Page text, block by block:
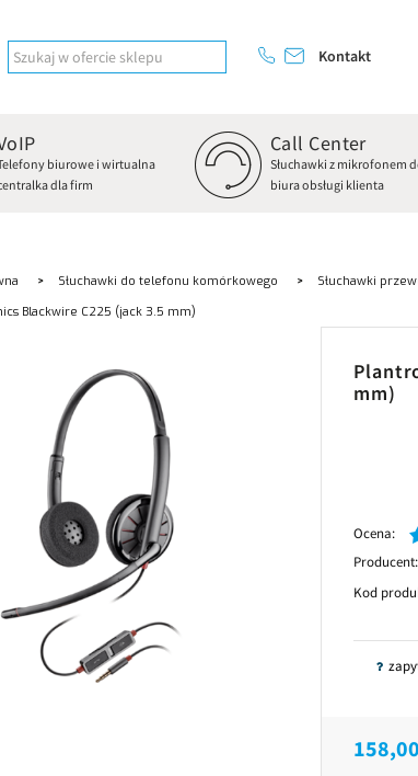
Kontakt
biurowe i wirtualna
dla firm
Call Center
Słuchawki z mikrofonem
biura obsługi klienta
Słuchawki do telefonu komórkowego
Słuchawki
Blackwire C225 (jack 3.5 mm)
mm)
Ocena:
Producent:
Kod